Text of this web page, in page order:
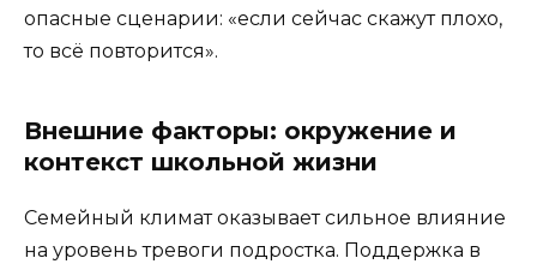
опасные сценарии: «если сейчас скажут плохо,
то всё повторится».
Внешние факторы: окружение и
контекст школьной жизни
Семейный климат оказывает сильное влияние
на уровень тревоги подростка. Поддержка в